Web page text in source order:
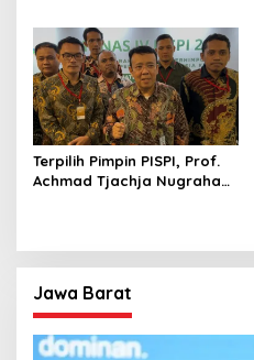
Terpilih Pimpin PISPI, Prof.
Achmad Tjachja Nugraha
Jawa Barat